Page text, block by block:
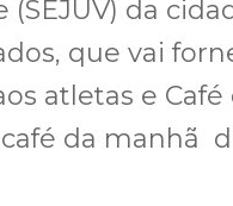
(SEJUV) da
que vai
atletas e Café
da manhã